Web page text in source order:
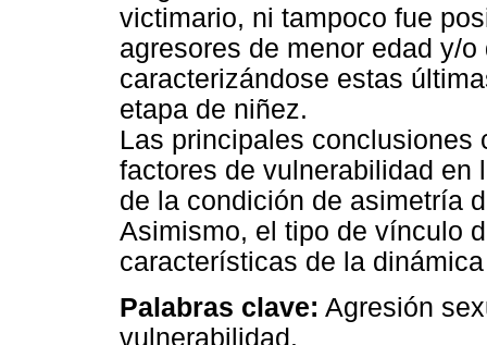
victimario, ni tampoco fue
agresores de menor edad y/
caracterizándose estas
etapa de niñez.
Las principales conclusiones
factores de vulnerabilidad en
de la condición de asimetría
Asimismo, el tipo de vínculo
características de la
Palabras clave: Agresión
vulnerabilidad.